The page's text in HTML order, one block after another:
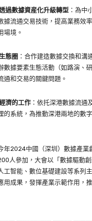
過數據資産化升級轉型 ：為中
據流通交易技術，提高業務效
場境。
態圈 ：合作建造數據交換和溝
數據要素生態活動（如路演、
通和交易的關鍵問題。
濟的工作 ：依托深港數據流通
的系統，為推動深港兩地的數
年2024中國（深圳）數據產業
人參加，大會以「數據驅動
工智能、數位基礎建設等系列
用成果，發揮產業示範作用，